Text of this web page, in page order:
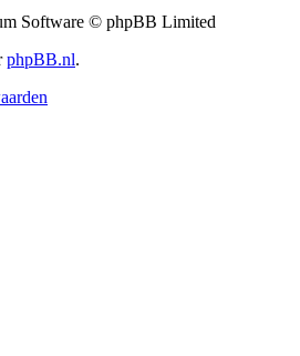
Software © phpBB Limited
phpBB.nl.